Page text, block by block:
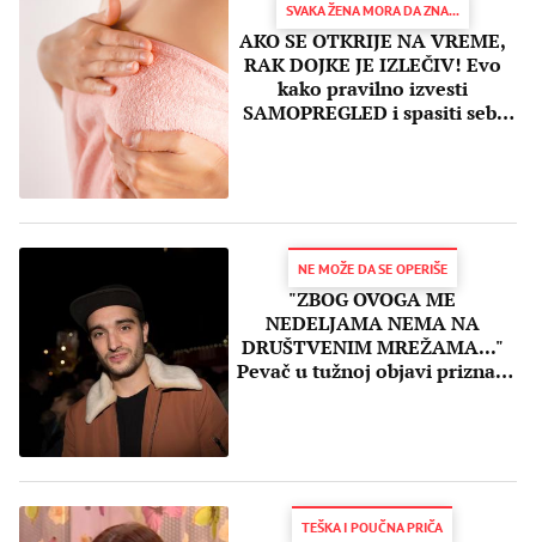
SVAKA ŽENA MORA DA ZNA...
AKO SE OTKRIJE NA VREME,
RAK DOJKE JE IZLEČIV! Evo
kako pravilno izvesti
SAMOPREGLED i spasiti sebi
NE MOŽE DA SE OPERIŠE
"ZBOG OVOGA ME
NEDELJAMA NEMA NA
DRUŠTVENIM MREŽAMA..."
Pevač u tužnoj objavi priznao
TEŠKA I POUČNA PRIČA